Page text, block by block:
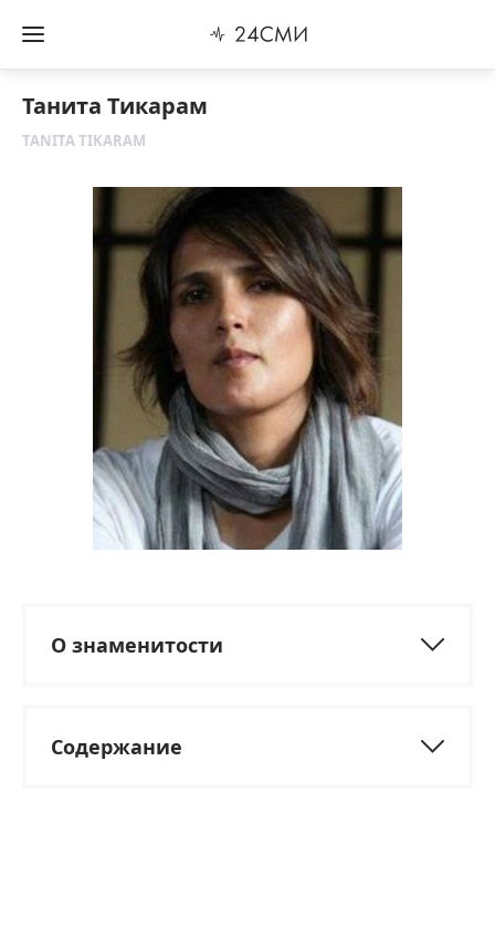
Танита Тикарам
TANITA TIKARAM
О знаменитости
Содержание